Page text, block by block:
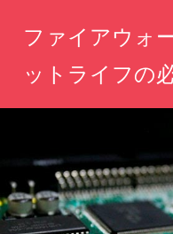
ツ
キ
ッ
ファイアウォ
ットライフの
の
安
全
を